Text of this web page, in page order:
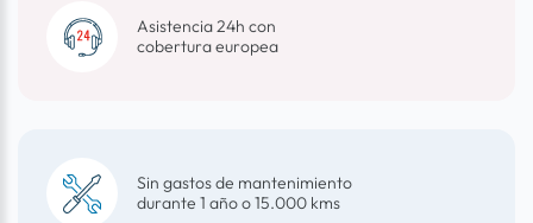
Asistencia 24h con
cobertura europea
Sin gastos de mantenimiento
durante 1 año o 15.000 kms